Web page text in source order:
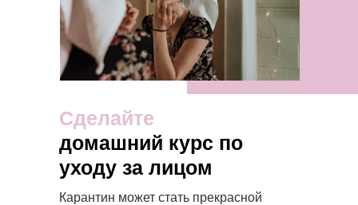
Сделайте
домашний курс по
уходу за лицом
Карантин может стать прекрасной